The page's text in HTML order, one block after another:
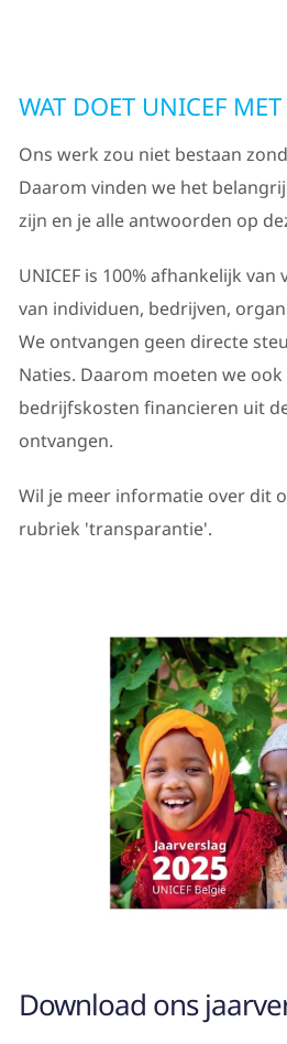
WAT DOET UNICEF
Ons werk zou niet bestaan
Daarom vinden we het
zijn en je alle antwoorden op
UNICEF is 100% afhankelijk
van individuen, bedrijven,
We ontvangen geen directe
Naties. Daarom moeten we
bedrijfskosten financieren uit
ontvangen.
Wil je meer informatie over dit
rubriek 'transparantie'.
Download ons